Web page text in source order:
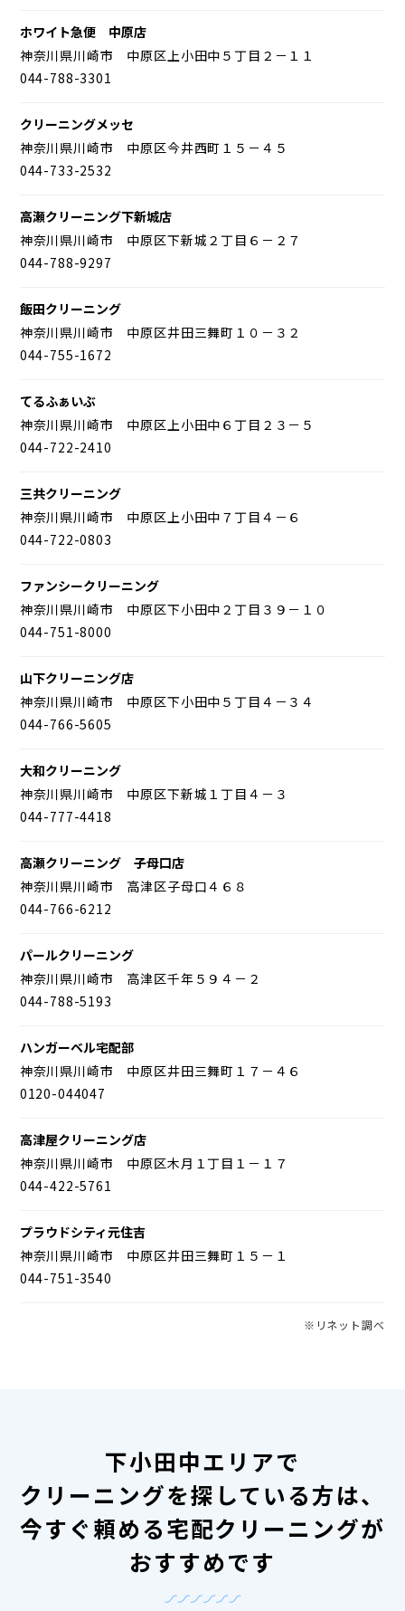
ホワイト急便 中原店
神奈川県川崎市 中原区上小田中５丁目２－１１
044-788-3301
クリーニングメッセ
神奈川県川崎市 中原区今井西町１５－４５
044-733-2532
高瀬クリーニング下新城店
神奈川県川崎市 中原区下新城２丁目６－２７
044-788-9297
飯田クリーニング
神奈川県川崎市 中原区井田三舞町１０－３２
044-755-1672
てるふぁいぶ
神奈川県川崎市 中原区上小田中６丁目２３－５
044-722-2410
三共クリーニング
神奈川県川崎市 中原区上小田中７丁目４－６
044-722-0803
ファンシークリーニング
神奈川県川崎市 中原区下小田中２丁目３９－１０
044-751-8000
山下クリーニング店
神奈川県川崎市 中原区下小田中５丁目４－３４
044-766-5605
大和クリーニング
神奈川県川崎市 中原区下新城１丁目４－３
044-777-4418
高瀬クリーニング 子母口店
神奈川県川崎市 高津区子母口４６８
044-766-6212
パールクリーニング
神奈川県川崎市 高津区千年５９４－２
044-788-5193
ハンガーベル宅配部
神奈川県川崎市 中原区井田三舞町１７－４６
0120-044047
高津屋クリーニング店
神奈川県川崎市 中原区木月１丁目１－１７
044-422-5761
プラウドシティ元住吉
神奈川県川崎市 中原区井田三舞町１５－１
044-751-3540
※リネット調べ
下小田中エリアで
クリーニングを探している方は、
今すぐ頼める宅配クリーニングが
おすすめです